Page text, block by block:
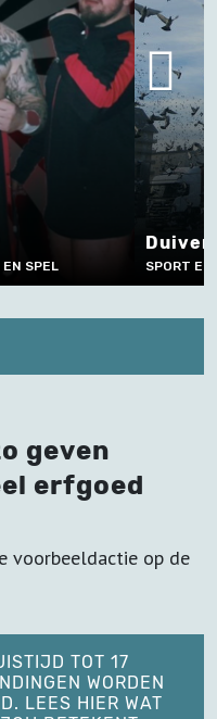
in Vlaanderen
geven
erfgoed
voorbeeldactie op de
TOT 17
WORDEN
LEES HIER WAT